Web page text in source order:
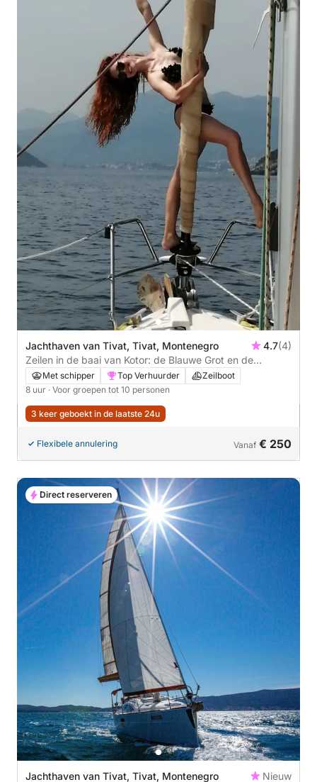
Jachthaven van Tivat, Tivat, Montenegro 4.7(4)
Zeilen in de baai van Kotor: de Blauwe Grot en de
historische kust
Met schipper Top Verhuurder
Zeilboot
8 uur · Voor groepen tot 10 personen
3 keer geboekt in de laatste 24u
Flexibele annulering Vanaf € 250
Jachthaven van Tivat, Tivat, Montenegro
Nieuw
Direct reserveren